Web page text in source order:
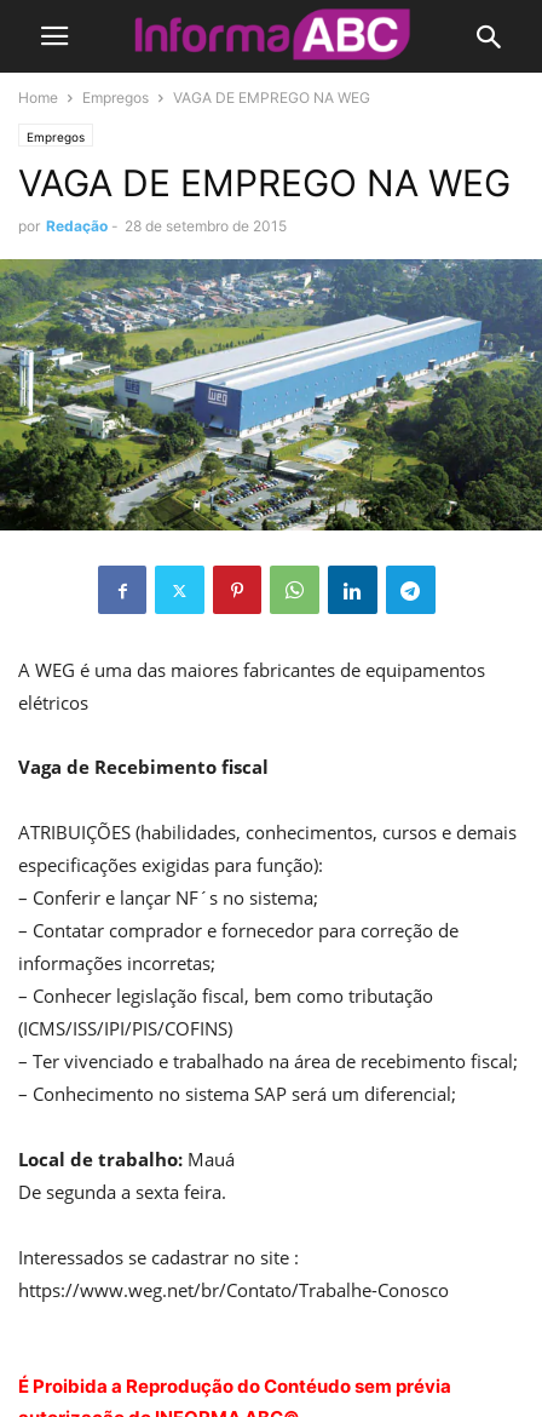
Home Empregos VAGA DE EMPREGO NA WEG
Empregos
VAGA DE EMPREGO NA WEG
por Redação - 28 de setembro de 2015
A WEG é uma das maiores fabricantes de equipamentos
elétricos
Vaga de Recebimento fiscal
ATRIBUIÇÕES (habilidades, conhecimentos, cursos e demais
especificações exigidas para função):
– Conferir e lançar NF´s no sistema;
– Contatar comprador e fornecedor para correção de
informações incorretas;
– Conhecer legislação fiscal, bem como tributação
(ICMS/ISS/IPI/PIS/COFINS)
– Ter vivenciado e trabalhado na área de recebimento fiscal;
– Conhecimento no sistema SAP será um diferencial;
Local de trabalho: Mauá
De segunda a sexta feira.
Interessados se cadastrar no site :
https://www.weg.net/br/Contato/Trabalhe-Conosco
É Proibida a Reprodução do Contéudo sem prévia